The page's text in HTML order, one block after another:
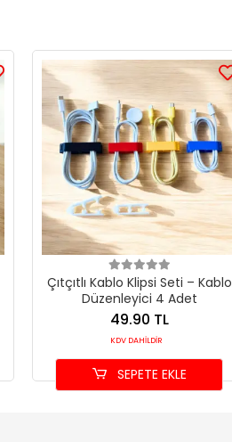
Çıtçıtlı Kablo Klipsi Seti – Kablo
Düzenleyici 4 Adet
49.90 TL
KDV DAHİLDİR
SEPETE EKLE